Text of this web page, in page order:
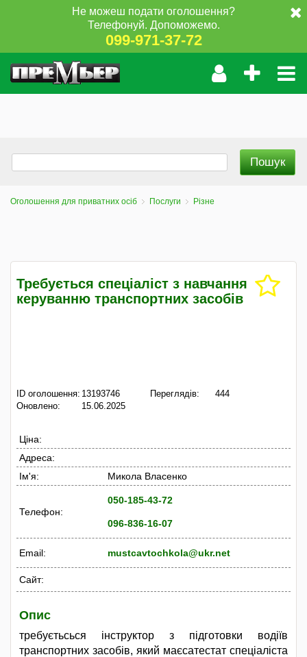
Не можеш подати оголошення?
Телефонуй. Допоможемо.
099-971-37-72
Оголошення для приватних осіб Послуги Різне
Требується спеціаліст з навчання
керуванню транспортних засобів
ID оголошення: 13193746
Оновлено:
15.06.2025
Переглядів: 444
Ціна:
Адреса:
Ім'я:
Микола Власенко
Телефон:
050-185-43-72
096-836-16-07
Email: mustcavtochkola@ukr.net
Сайт:
Опис
требуєтьсься інструктор з підготовки водіїв
транспортних засобів, який маєсатестат спеціаліста